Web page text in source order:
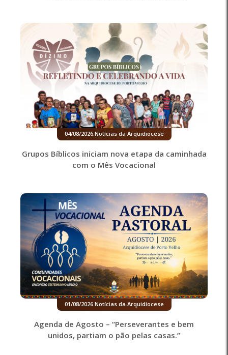
04/08/2026. Notícias da Arquidiocese
Grupos Bíblicos iniciam nova etapa da caminhada
com o Mês Vocacional
01/08/2026. Notícias da Arquidiocese
Agenda de Agosto – “Perseverantes e bem
unidos, partiam o pão pelas casas.”